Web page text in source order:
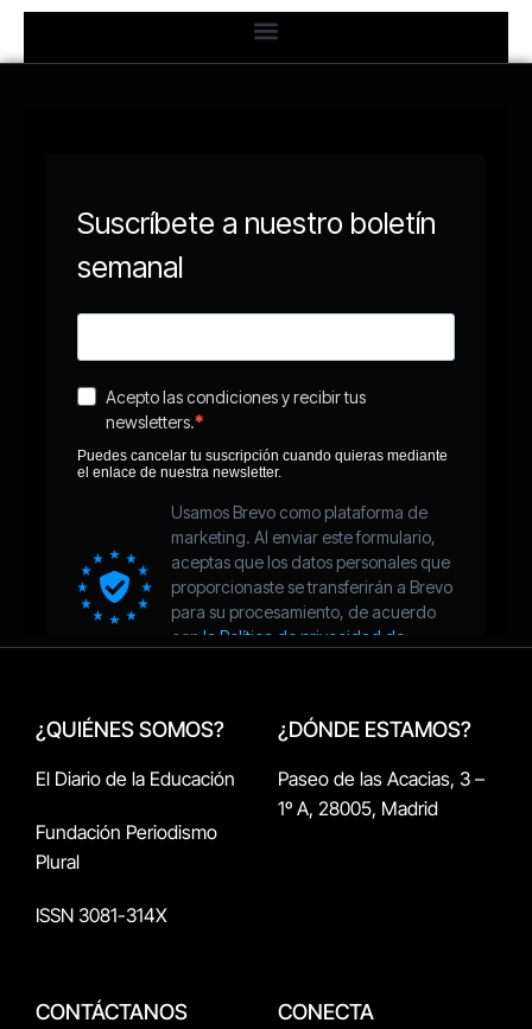
¿QUIÉNES SOMOS?
El Diario de la Educación
Fundación Periodismo
Plural
ISSN 3081-314X
¿DÓNDE ESTAMOS?
Paseo de las Acacias, 3 –
1º A, 28005, Madrid
CONTÁCTANOS CONECTA